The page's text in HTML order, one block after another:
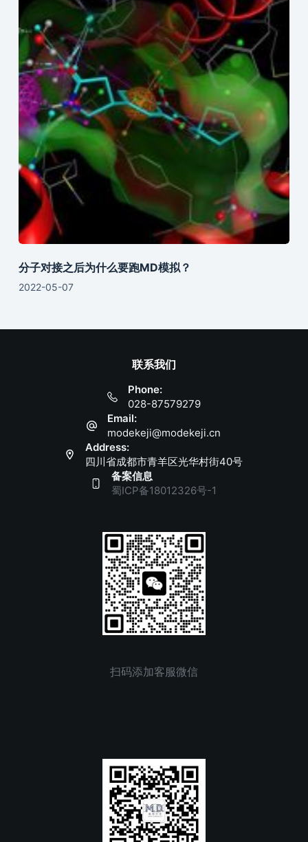
分子对接之后为什么要跑MD模拟？
2022-05-07
联系我们
Phone:
028-87579279
Email:
modekeji@modekeji.cn
Address:
四川省成都市青羊区光华村街40号
备案信息
蜀ICP备18012326号-1
扫码添加客服微信